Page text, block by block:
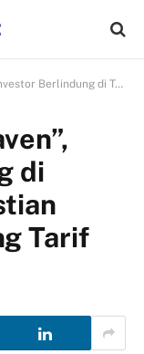
Ketidakpastian Ekonomi dan Perang Tarif
di
Tarif